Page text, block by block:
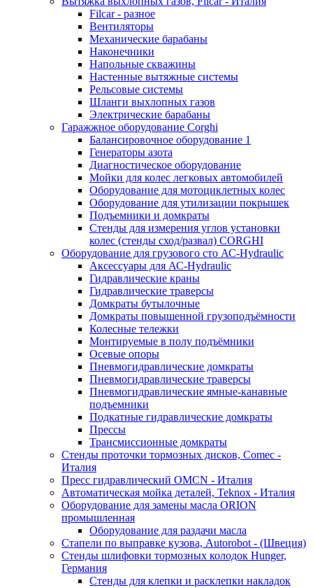
Filcar - разное
Вентиляторы
Механические барабаны
Наконечники
Напольные скважины
Настенные вытяжные системы
Рельсовые системы
Шланги выхлопных газов
Электрические барабаны
Гаражжное оборудование Corghi
Балансировочное оборудование 1
Генераторы азота
Диагностическое оборудование
Мойки для колес легковых автомобилей
Оборудование для мотоциклетных колес
Оборудование для утилизации покрышек
Подъемники и домкраты
Стенды для измерения углов установки
колес (стенды сход/развал) CORGHI
Оборудование для грузового сто АС-Hydraulic
Аксессуары для АС-Hydraulic
Гидравлические краны
Гидравлические траверсы
Домкраты бутылочные
Домкраты повышенной грузоподъёмности
Колесные тележки
Монтируемые в полу подъёмники
Осевые опоры
Пневмогидравлические домкраты
Пневмогидравлические траверсы
Пневмогидравлические ямные-канавные
подъемники
Подкатные гидравлические домкраты
Прессы
Трансмиссионные домкраты
Стенды проточки тормозных дисков, Comec -
Италия
Пресс гидравлический OMCN - Италия
Автоматическая мойка деталей, Teknox - Италия
Оборудование для замены масла ORION
промышленная
Оборудование для раздачи масла
Стапели по выправке кузова, Autorobot - (Швеция)
Стенды шлифовки тормозных колодок Hunger,
Германия
Стенды для клепки и расклепки накладок